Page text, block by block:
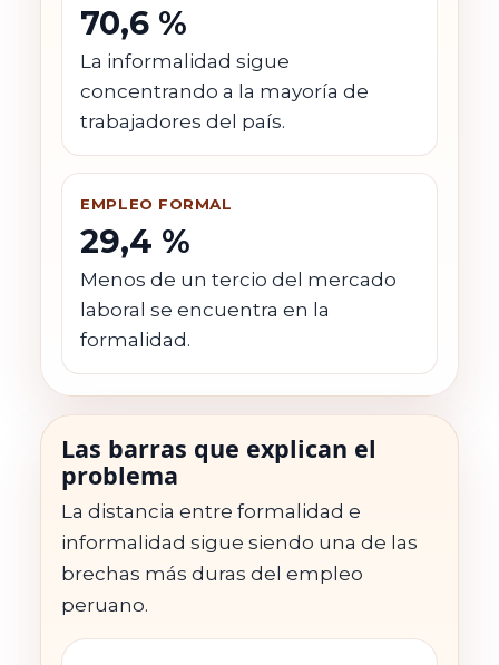
70,6 %
La informalidad sigue
concentrando a la mayoría de
trabajadores del país.
EMPLEO FORMAL
29,4 %
Menos de un tercio del mercado
laboral se encuentra en la
formalidad.
Las barras que explican el
problema
La distancia entre formalidad e
informalidad sigue siendo una de las
brechas más duras del empleo
peruano.